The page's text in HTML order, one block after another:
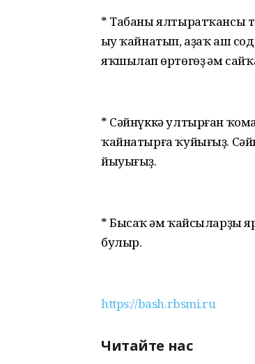
* Табаны ялтыратҡансы
һыу ҡайнатып, аҙаҡ аш
яҡшылап һөртөгөҙ һәм
* Сәйнүккә ултырған
ҡайнатырға ҡуйығыҙ.
йыуығыҙ.
* Бысаҡ һәм ҡайсыларҙы
булыр.
https://bash.rbsmi.ru
Читайте нас